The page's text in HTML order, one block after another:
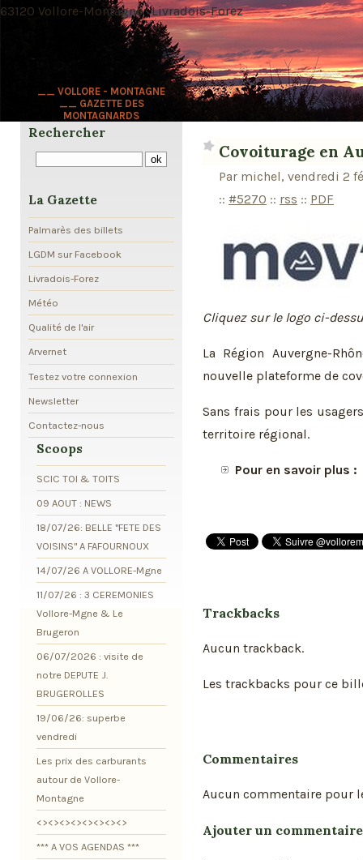
__ VOLLORE - MONTAGNE
__ GAZETTE DES
MONTAGNARDS
63120 Vollore-Montagne · Livradois-Forez
Covoiturage en
Par michel, vendredi 2
:: #5270 :: rss :: PDF
Cliquez sur le logo ci-
La Région Auvergne-
nouvelle plateforme de
Sans frais pour les
territoire régional.
Pour en savoir plus :
Trackbacks
Aucun trackback.
Les trackbacks pour ce
Commentaires
Aucun commentaire pour
Ajouter un commentaire
Rechercher
La Gazette
Palmarès des billets
LGDM sur Facebook
Livradois-Forez
Météo
Qualité de l'air
Arvernet
Testez votre connexion
Newsletter
Contactez-nous
Scoops
SCIC TOI & TOITS
09 AOUT : NEWS
18/07/26: BELLE "FETE DES
VOISINS" A FAFOURNOUX
14/07/26 A VOLLORE-Mgne
11/07/26 : 3 CEREMONIES
Vollore-Mgne & Le
Brugeron
06/07/2026 : visite de
notre DEPUTE J.
BRUGEROLLES
19/06/26: superbe
vendredi
Les prix des carburants
autour de Vollore-
Montagne
<><><><><><><><>
*** A VOS AGENDAS ***